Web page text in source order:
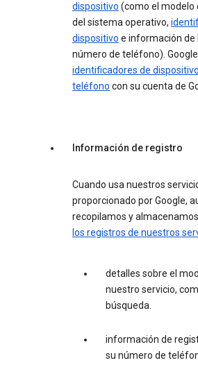
dispositivo (como el modelo
del sistema operativo,
dispositivo e información de
número de teléfono).
identificadores de dispositivo
teléfono con su cuenta de
Información de registro
Cuando usa nuestros
proporcionado por Google,
recopilamos y
los registros de nuestros
detalles sobre el
nuestro servicio,
búsqueda.
información de
su número de